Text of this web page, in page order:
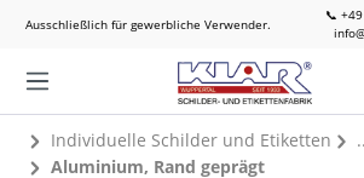
Ausschließlich für gewerbliche Verwender.
📞
Individuelle Schilder und Etiketten
Aluminium, Rand geprägt